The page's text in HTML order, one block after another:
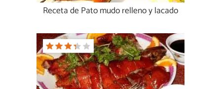
Receta de Pato mudo relleno y lacado